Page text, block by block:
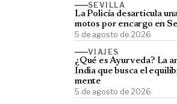
SEVILLA
La Policía desarticula
motos por encargo en
5 de agosto de 2026
VIAJES
¿Qué es Ayurveda? La
India que busca el
mente
5 de agosto de 2026